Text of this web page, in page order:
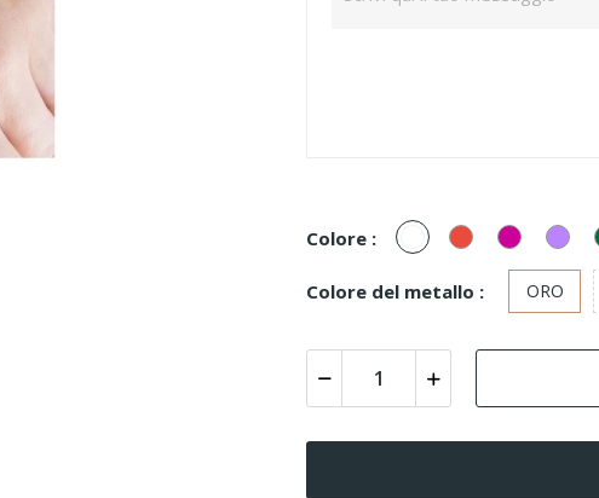
Colore : Bianco/Cristal
RossoFucsiaLilla
Colore del metallo : ORO